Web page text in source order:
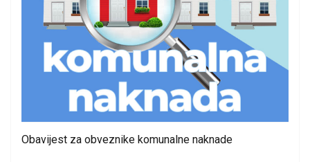
Obavijest za obveznike komunalne naknade